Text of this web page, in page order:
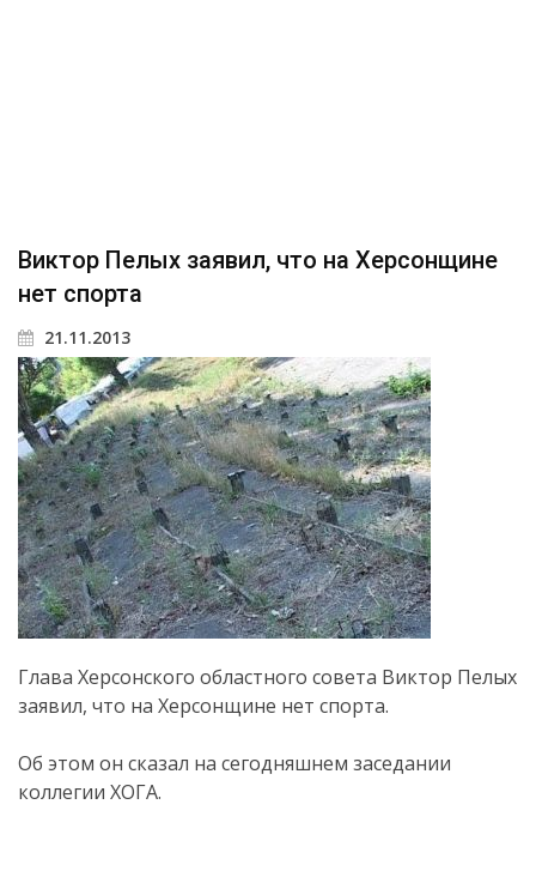
Виктор Пелых заявил, что на Херсонщине
нет спорта
21.11.2013
Глава Херсонского областного совета Виктор Пелых
заявил, что на Херсонщине нет спорта.
Об этом он сказал на сегодняшнем заседании
коллегии ХОГА.